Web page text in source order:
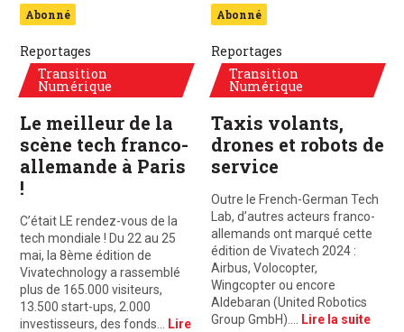
Abonné
Reportages
Transition
Numérique
Le meilleur de la
scène tech franco-
allemande à Paris
!
C’était LE rendez-vous de la
tech mondiale ! Du 22 au 25
mai, la 8ème édition de
Vivatechnology a rassemblé
plus de 165.000 visiteurs,
13.500 start-ups, 2.000
investisseurs, des fonds…
Lire
Abonné
Reportages
Transition
Numérique
Taxis volants,
drones et robots de
service
Outre le French-German Tech
Lab, d’autres acteurs franco-
allemands ont marqué cette
édition de Vivatech 2024 :
Airbus, Volocopter,
Wingcopter ou encore
Aldebaran (United Robotics
Group GmbH).…
Lire la suite